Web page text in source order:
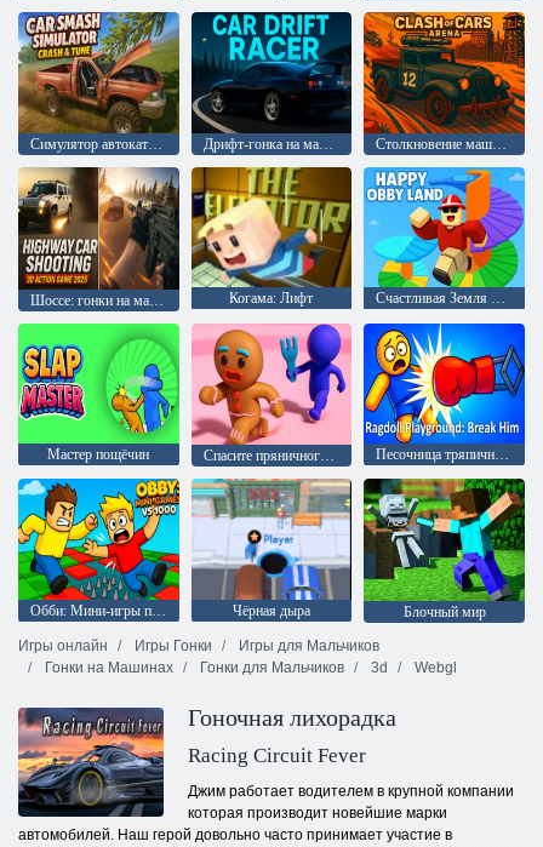
Симулятор автокатастрофы: крушение и тюнинг Дрифт-гонка на машинах Столкновение машин: Арена
Когама: Лифт Счастливая Земля Обби
Мастер пощёчин Спасите пряничного человечка Песочница тряпичных кукол: Поломай его
Обби: Мини-игры против 1000 Чёрная дыра
Блочный мир
Игры онлайн
Игры Гонки
Игры для Мальчиков
Гонки на Машинах
Гонки для Мальчиков 3d Webgl
Гоночная лихорадка
Racing Circuit Fever
Джим работает водителем в крупной компании
которая производит новейшие марки
автомобилей. Наш герой довольно часто принимает участие в